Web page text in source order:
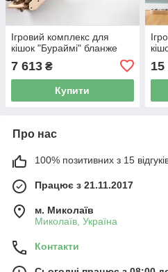
Ігровий комплекс для
кішок "Бураймі" бланже
7 613 ₴
Купити
15
Про нас
100% позитивних з 15
Працює з 21.11.2017
м. Миколаїв
Миколаїв, Україна
Контакти